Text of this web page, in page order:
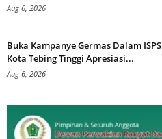
Aug 6, 2026
Buka Kampanye Germas Dalam
Kota Tebing Tinggi Apresiasi...
Aug 6, 2026